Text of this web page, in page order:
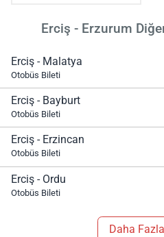
Erciş - Erzurum
Erciş - Malatya
Otobüs Bileti
Erciş - Bayburt
Otobüs Bileti
Erciş - Erzincan
Otobüs Bileti
Erciş - Ordu
Otobüs Bileti
Daha